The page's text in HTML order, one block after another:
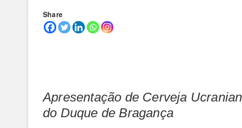
Share
Apresentação de Cerveja
do Duque de Bragança